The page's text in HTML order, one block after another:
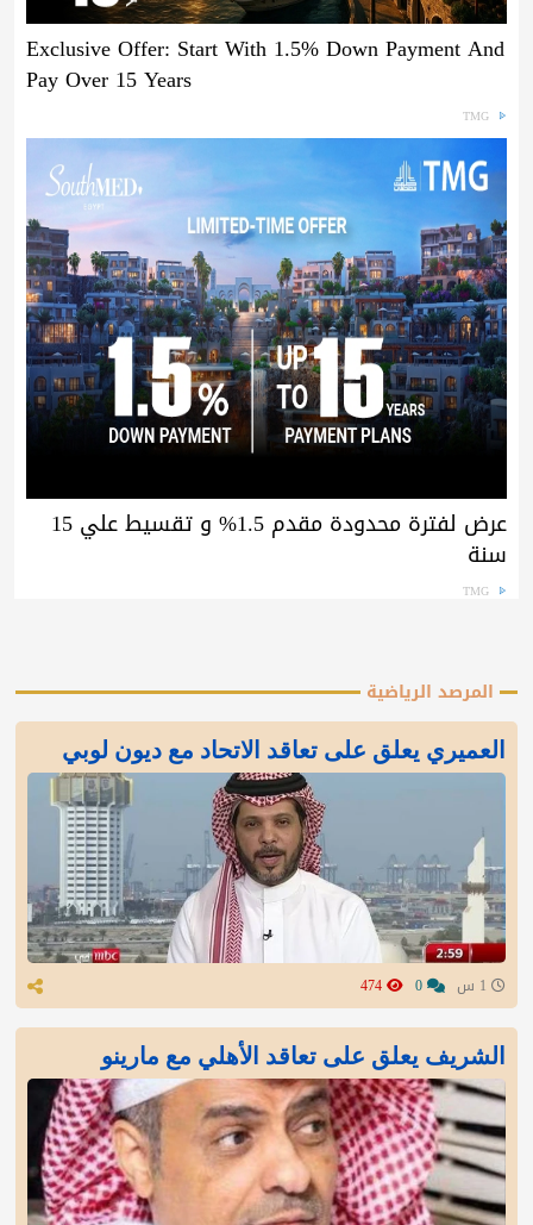
Exclusive Offer: Start With 1.5% Down Payment And
Pay Over 15 Years
TMG
عرض لفترة محدودة مقدم 1.5% و تقسيط علي 15
سنة
TMG
المرصد الرياضية
العميري يعلق على تعاقد الاتحاد مع ديون لوبي
الشريف يعلق على تعاقد الأهلي مع مارينو